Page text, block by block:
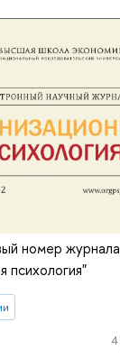
номер журнала
психология"
4